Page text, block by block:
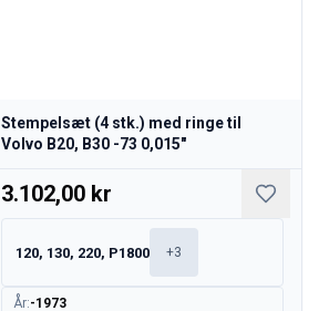
Stempelsæt (4 stk.) med ringe til
Volvo B20, B30 -73 0,015"
3.102,00 kr
120, 130, 220, P1800 +3
År:-1973